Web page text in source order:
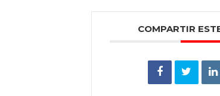
COMPARTIR